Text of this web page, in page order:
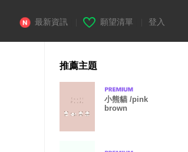
最新資訊 願望清單 登入
推薦主題
小熊貓 /pink
brown